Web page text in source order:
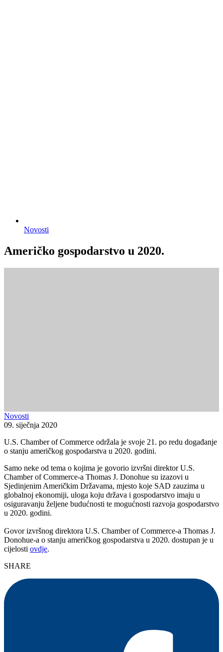
Novosti
Američko gospodarstvo u 2020.
Novosti
09. siječnja 2020
U.S. Chamber of Commerce održala je svoje 21. po redu događanje
o stanju američkog gospodarstva u 2020. godini.
Samo neke od tema o kojima je govorio izvršni direktor U.S.
Chamber of Commerce-a Thomas J. Donohue su izazovi u
Sjedinjenim Američkim Državama, mjesto koje SAD zauzima u
globalnoj ekonomiji, uloga koju država i gospodarstvo imaju u
osiguravanju željene budućnosti te mogućnosti razvoja gospodarstvo
u 2020. godini.
Govor izvršnog direktora U.S. Chamber of Commerce-a Thomas J.
Donohue-a o stanju američkog gospodarstva u 2020. dostupan je u
cijelosti ovdje.
SHARE